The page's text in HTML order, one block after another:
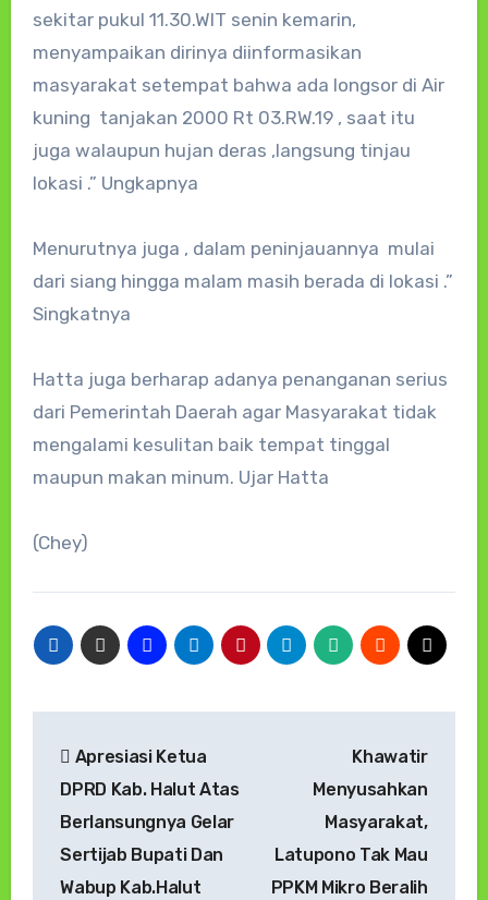
sekitar pukul 11.30.WIT senin kemarin,
menyampaikan dirinya diinformasikan
masyarakat setempat bahwa ada longsor di Air
kuning tanjakan 2000 Rt 03.RW.19 , saat itu
juga walaupun hujan deras ,langsung tinjau
lokasi .” Ungkapnya
Menurutnya juga , dalam peninjauannya mulai
dari siang hingga malam masih berada di lokasi .”
Singkatnya
Hatta juga berharap adanya penanganan serius
dari Pemerintah Daerah agar Masyarakat tidak
mengalami kesulitan baik tempat tinggal
maupun makan minum. Ujar Hatta
(Chey)
pos
Apresiasi Ketua
DPRD Kab. Halut Atas
Berlansungnya Gelar
Sertijab Bupati Dan
Wabup Kab.Halut
Khawatir
Menyusahkan
Masyarakat,
Latupono Tak Mau
PPKM Mikro Beralih